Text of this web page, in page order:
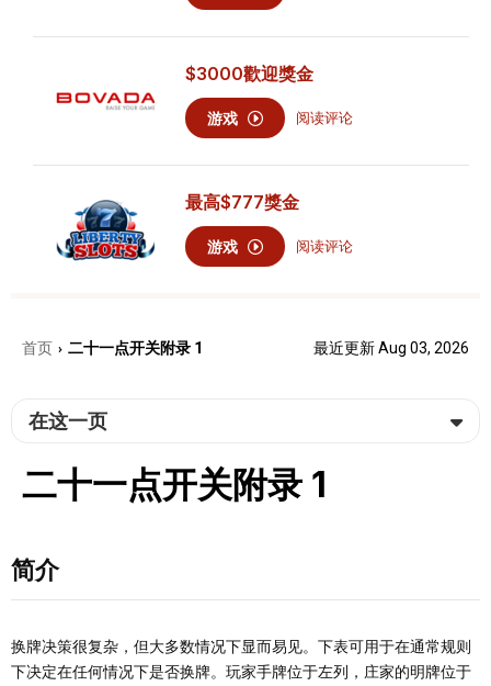
$3000歡迎獎金
游戏 阅读评论
最高$777獎金
游戏 阅读评论
首页 › 二十一点开关附录 1 最近更新 Aug 03, 2026
在这一页
二十一点开关附录 1
简介
换牌决策很复杂，但大多数情况下显而易见。下表可用于在通常规则
下决定在任何情况下是否换牌。玩家手牌位于左列，庄家的明牌位于